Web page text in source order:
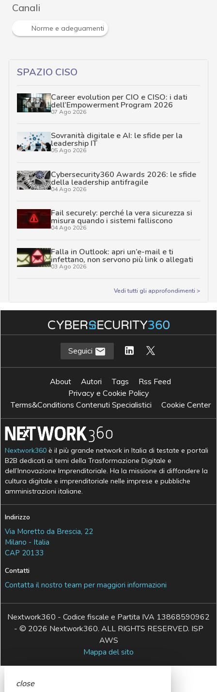
Canali
Norme e adeguamenti
SPAZIO CISO
Career evolution per CIO e CISO: i dati
dell’Empowerment Program 2026
07 Ago 2026
Sovranità digitale e AI: le sfide per la
leadership IT
05 Ago 2026
Cybersecurity360 Awards 2026: le sfide
della leadership antifragile
04 Ago 2026
Fail securely: perché la vera sicurezza si
misura quando i sistemi falliscono
04 Ago 2026
Falla in Outlook: apri un’e-mail e ti
infettano, non servono più link o allegati
03 Ago 2026
Vedi tutti gli approfondimenti >
Seguici
About Autori Tags
Rss Feed
Privacy e Cookie Policy
Terms&Conditions Contenuti Specialistici
Cookie Center
Nextwork360 è il più grande network in Italia di testate e portali
B2B dedicati ai temi della Trasformazione Digitale e
dell’Innovazione Imprenditoriale. Ha la missione di diffondere la
cultura digitale e imprenditoriale nelle imprese e pubbliche
amministrazioni italiane.
Indirizzo
Via Moretto da Brescia, 22
Milano - Italia
CAP 20133
Contatti
Contatta il nostro team per maggiori informazioni
Nextwork360 - Codice fiscale e Partita IVA 13868590962
- © 2026 Nextwork360. ALL RIGHTS RESERVED. ISP
AWS
Mappa del sito
close